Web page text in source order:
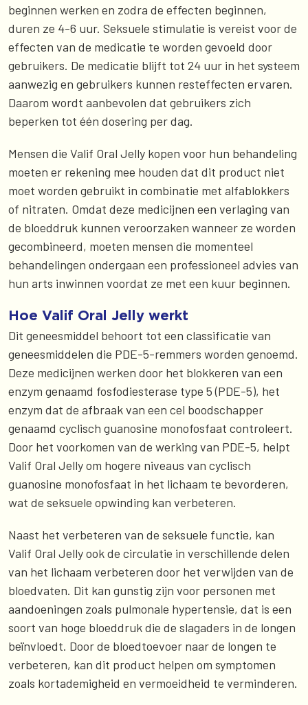
beginnen werken en zodra de effecten beginnen,
duren ze 4-6 uur. Seksuele stimulatie is vereist voor de
effecten van de medicatie te worden gevoeld door
gebruikers. De medicatie blijft tot 24 uur in het systeem
aanwezig en gebruikers kunnen resteffecten ervaren.
Daarom wordt aanbevolen dat gebruikers zich
beperken tot één dosering per dag.
Mensen die Valif Oral Jelly kopen voor hun behandeling
moeten er rekening mee houden dat dit product niet
moet worden gebruikt in combinatie met alfablokkers
of nitraten. Omdat deze medicijnen een verlaging van
de bloeddruk kunnen veroorzaken wanneer ze worden
gecombineerd, moeten mensen die momenteel
behandelingen ondergaan een professioneel advies van
hun arts inwinnen voordat ze met een kuur beginnen.
Hoe Valif Oral Jelly werkt
Dit geneesmiddel behoort tot een classificatie van
geneesmiddelen die PDE-5-remmers worden genoemd.
Deze medicijnen werken door het blokkeren van een
enzym genaamd fosfodiesterase type 5 (PDE-5), het
enzym dat de afbraak van een cel boodschapper
genaamd cyclisch guanosine monofosfaat controleert.
Door het voorkomen van de werking van PDE-5, helpt
Valif Oral Jelly om hogere niveaus van cyclisch
guanosine monofosfaat in het lichaam te bevorderen,
wat de seksuele opwinding kan verbeteren.
Naast het verbeteren van de seksuele functie, kan
Valif Oral Jelly ook de circulatie in verschillende delen
van het lichaam verbeteren door het verwijden van de
bloedvaten. Dit kan gunstig zijn voor personen met
aandoeningen zoals pulmonale hypertensie, dat is een
soort van hoge bloeddruk die de slagaders in de longen
beïnvloedt. Door de bloedtoevoer naar de longen te
verbeteren, kan dit product helpen om symptomen
zoals kortademigheid en vermoeidheid te verminderen.